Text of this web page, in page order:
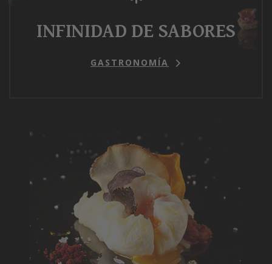
INFINIDAD DE SABORES
GASTRONOMÍA